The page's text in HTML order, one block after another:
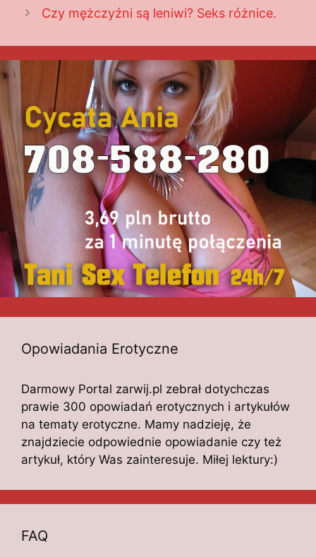
Czy mężczyźni są leniwi? Seks różnice.
Opowiadania Erotyczne
Darmowy Portal zarwij.pl zebrał dotychczas
prawie 300 opowiadań erotycznych i artykułów
na tematy erotyczne. Mamy nadzieję, że
znajdziecie odpowiednie opowiadanie czy też
artykuł, który Was zainteresuje. Miłej lektury:)
FAQ